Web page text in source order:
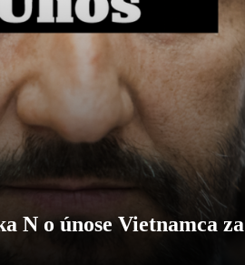
N o únose Vietnamca za